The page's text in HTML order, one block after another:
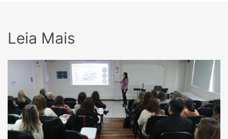
Leia Mais